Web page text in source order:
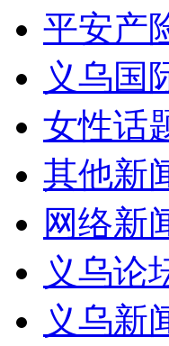
平安产
义乌国
女性话
其他新
网络新
义乌论
义乌新